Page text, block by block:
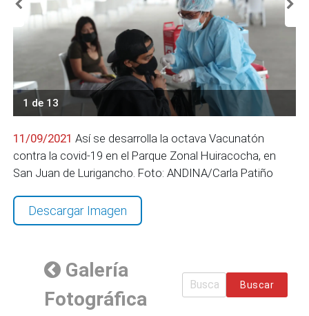
1 de 13
11/09/2021 Así se desarrolla la octava Vacunatón
contra la covid-19 en el Parque Zonal Huiracocha, en
San Juan de Lurigancho. Foto: ANDINA/Carla Patiño
Descargar Imagen
Galería
Fotográfica
Buscar